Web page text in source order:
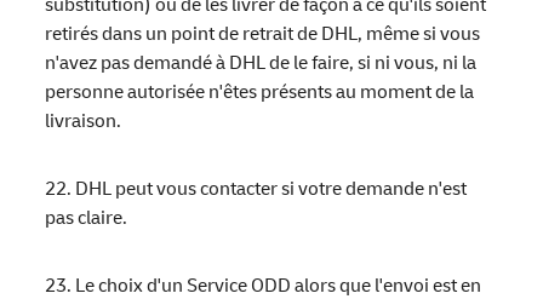
retirés dans un point de retrait de DHL, même si vous
n'avez pas demandé à DHL de le faire, si ni vous, ni la
personne autorisée n'êtes présents au moment de la
livraison.
22. DHL peut vous contacter si votre demande n'est
pas claire.
23. Le choix d'un Service ODD alors que l'envoi est en